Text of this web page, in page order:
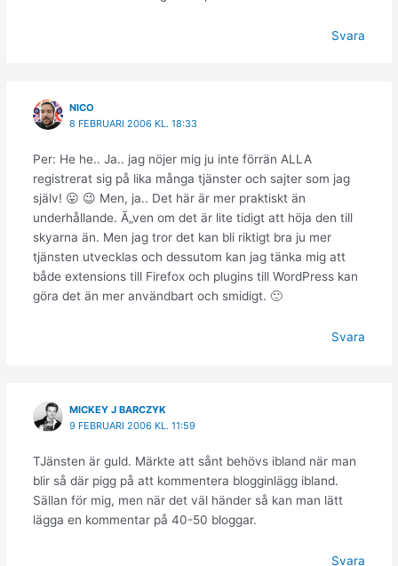
Svara
NICO
8 FEBRUARI 2006 KL. 18:33
Per: He he.. Ja.. jag nöjer mig ju inte förrän ALLA
registrerat sig på lika många tjänster och sajter som jag
själv! 😛 😉 Men, ja.. Det här är mer praktiskt än
underhållande. Ã„ven om det är lite tidigt att höja den till
skyarna än. Men jag tror det kan bli riktigt bra ju mer
tjänsten utvecklas och dessutom kan jag tänka mig att
både extensions till Firefox och plugins till WordPress kan
göra det än mer användbart och smidigt. 🙂
Svara
MICKEY J BARCZYK
9 FEBRUARI 2006 KL. 11:59
TJänsten är guld. Märkte att sånt behövs ibland när man
blir så där pigg på att kommentera blogginlägg ibland.
Sällan för mig, men när det väl händer så kan man lätt
lägga en kommentar på 40-50 bloggar.
Svara